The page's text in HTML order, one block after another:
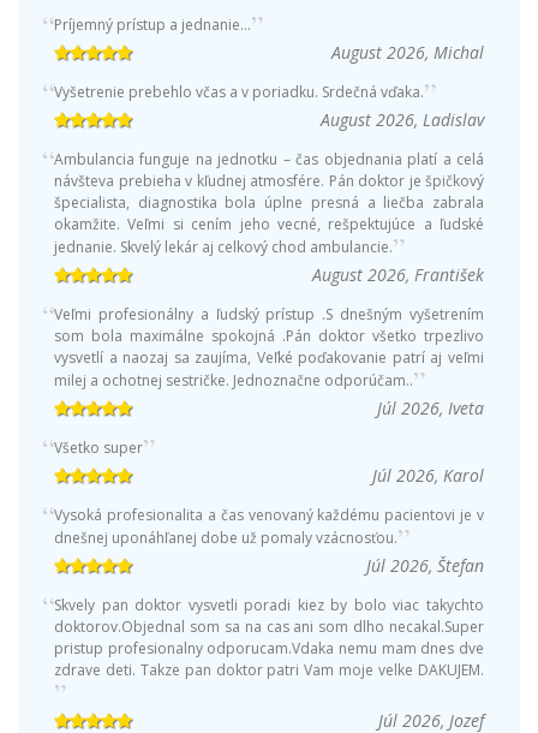
Príjemný prístup a jednanie…
August 2026, Michal
Vyšetrenie prebehlo včas a v poriadku. Srdečná vďaka.
August 2026, Ladislav
Ambulancia funguje na jednotku – čas objednania platí a celá
návšteva prebieha v kľudnej atmosfére. Pán doktor je špičkový
špecialista, diagnostika bola úplne presná a liečba zabrala
okamžite. Veľmi si cením jeho vecné, rešpektujúce a ľudské
jednanie. Skvelý lekár aj celkový chod ambulancie.
August 2026, František
Veľmi profesionálny a ľudský prístup .S dnešným vyšetrením
som bola maximálne spokojná .Pán doktor všetko trpezlivo
vysvetlí a naozaj sa zaujíma, Veľké poďakovanie patrí aj veľmi
milej a ochotnej sestričke. Jednoznačne odporúčam..
Júl 2026, Iveta
Všetko super
Júl 2026, Karol
Vysoká profesionalita a čas venovaný každému pacientovi je v
dnešnej uponáhľanej dobe už pomaly vzácnosťou.
Júl 2026, Štefan
Skvely pan doktor vysvetli poradi kiez by bolo viac takychto
doktorov.Objednal som sa na cas ani som dlho necakal.Super
pristup profesionalny odporucam.Vdaka nemu mam dnes dve
zdrave deti. Takze pan doktor patri Vam moje velke DAKUJEM.
Júl 2026, Jozef